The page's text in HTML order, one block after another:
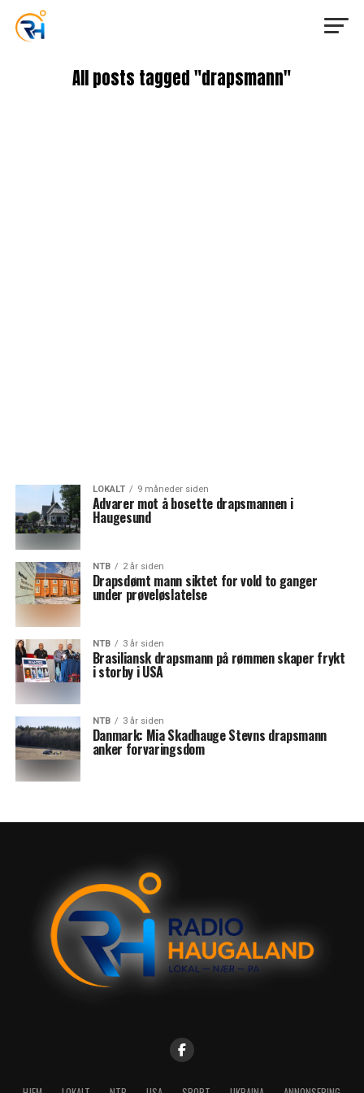
All posts tagged "drapsmann"
LOKALT 9 måneder siden
Advarer mot å bosette drapsmannen i
Haugesund
NTB 2 år siden
Drapsdømt mann siktet for vold to ganger
under prøveløslatelse
NTB 3 år siden
Brasiliansk drapsmann på rømmen skaper frykt
i storby i USA
NTB 3 år siden
Danmark: Mia Skadhauge Stevns drapsmann
anker forvaringsdom